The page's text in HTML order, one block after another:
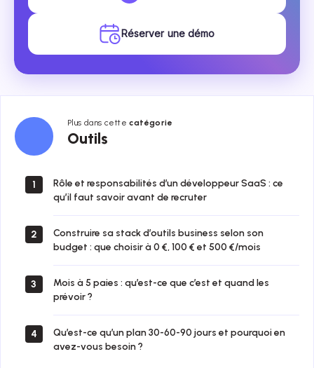
Réserver une démo
Plus dans cettecatégorie
Outils
Outils
1
Rôle et responsabilités d’un développeur SaaS : ce
qu’il faut savoir avant de recruter
2
Construire sa stack d’outils business selon son
budget : que choisir à 0 €, 100 € et 500 €/mois
3
Mois à 5 paies : qu’est-ce que c’est et quand les
prévoir ?
4
Qu’est-ce qu’un plan 30-60-90 jours et pourquoi en
avez-vous besoin ?